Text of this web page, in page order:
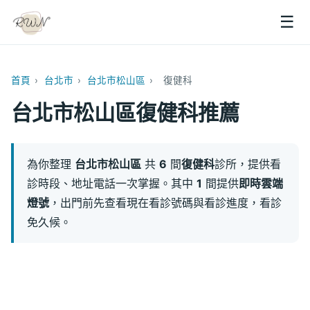
☰
首頁 › 台北市 › 台北市松山區 › 復健科
台北市松山區復健科推薦
為你整理 台北市松山區 共6 間復健科診所，提供看
診時段、地址電話一次掌握。其中1 間提供即時雲端
燈號 ，出門前先查看現在看診號碼與看診進度，看診
免久候。